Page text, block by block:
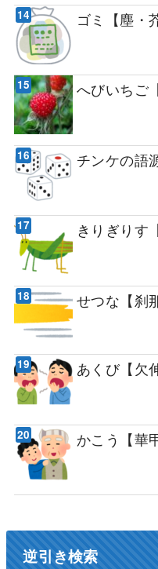
ゴミ【塵・
へびいちご
チンケの語
きりぎりす
せつな【刹
あくび【欠
かこう【華
逆引き検索